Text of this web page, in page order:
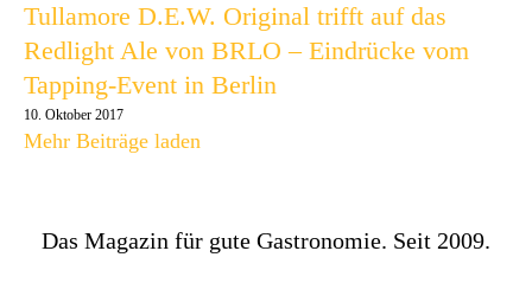
Tullamore D.E.W. Original trifft auf das
Redlight Ale von BRLO – Eindrücke vom
Tapping-Event in Berlin
10. Oktober 2017
Mehr Beiträge laden
Das Magazin für gute Gastronomie. Seit 2009.